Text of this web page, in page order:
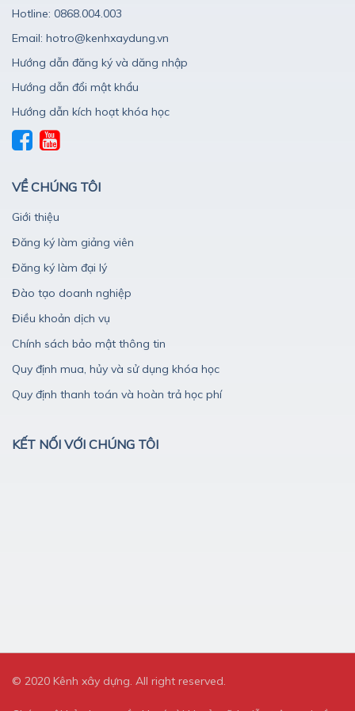
Hotline: 0868.004.003
Email: hotro@kenhxaydung.vn
Hướng dẫn đăng ký và dăng nhập
Hướng dẫn đổi mật khẩu
Hướng dẫn kích hoạt khóa học
VỀ CHÚNG TÔI
Giới thiệu
Đăng ký làm giảng viên
Đăng ký làm đại lý
Đào tạo doanh nghiệp
Điều khoản dịch vụ
Chính sách bảo mật thông tin
Quy định mua, hủy và sử dụng khóa học
Quy định thanh toán và hoàn trả học phí
KẾT NỐI VỚI CHÚNG TÔI
© 2020 Kênh xây dựng. All right reserved.